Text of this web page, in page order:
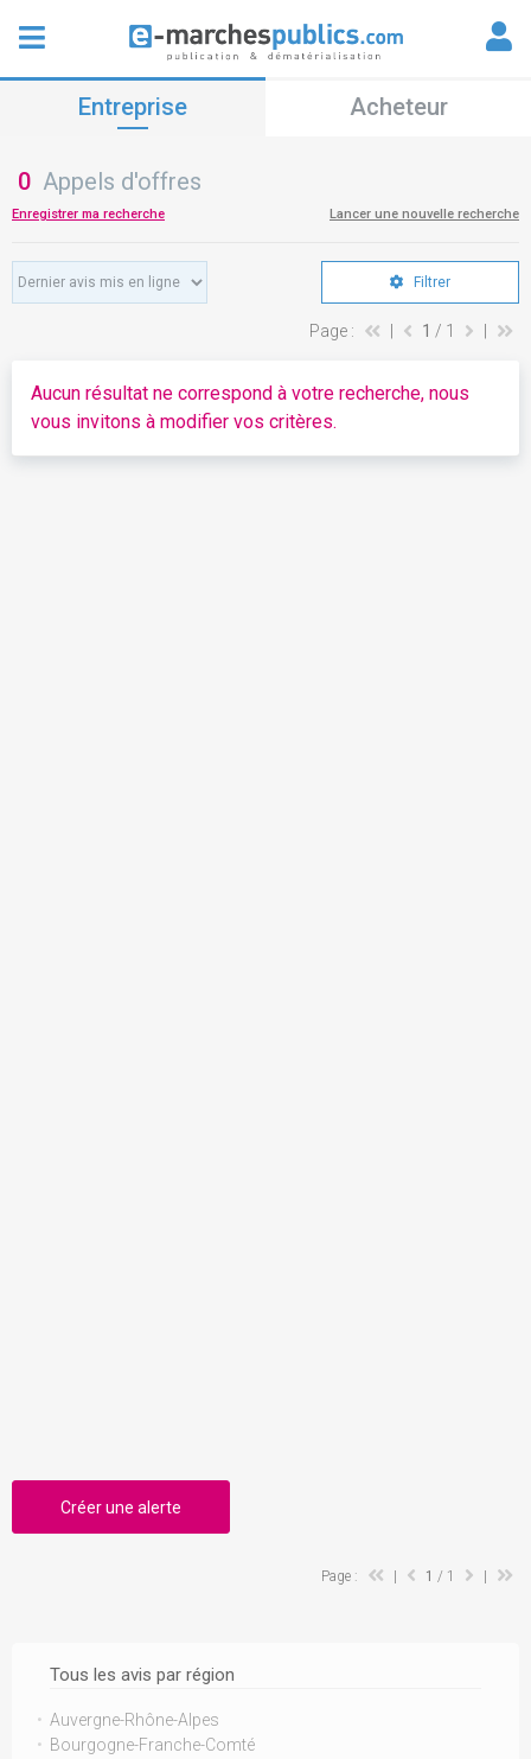
Entreprise Acheteur
0 Appels d'offres
Enregistrer ma recherche Lancer une nouvelle recherche
Tous les avis par région
Auvergne-Rhône-Alpes
Bourgogne-Franche-Comté
Filtrer
Page : 1 / 1
Aucun résultat ne correspond à votre recherche, nous
vous invitons à modifier vos critères.
Créer une alerte
Page : 1 / 1